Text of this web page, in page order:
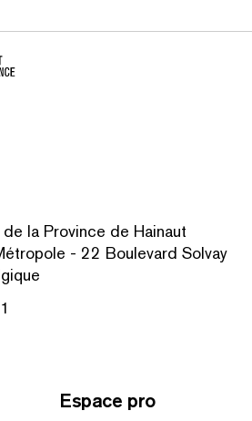
la Province de Hainaut
- 22 Boulevard Solvay
Espace pro